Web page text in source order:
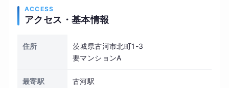
ACCESS
アクセス・基本情報
住所
茨城県古河市北町1-3
要マンションA
最寄駅 古河駅